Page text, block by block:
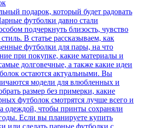
подарок, который будет радовать
футболки давно стали
подчеркнуть близость, чувство
В статье рассказываем, как
футболки для пары, на что
при покупке, какие материалы и
долговечные, а также какие идеи
остаются актуальными. Вы
модели для влюбленных и
размер без примерки, какие
футболок смотрятся лучше всего и
одеждой, чтобы принты сохраняли
Если вы планируете купить
или сделать парные футболки с